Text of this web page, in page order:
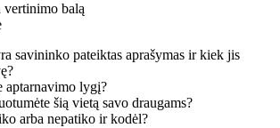
vertinimo balą
savininko pateiktas aprašymas ir kiek jis
aptarnavimo lygį?
šią vietą savo draugams?
arba nepatiko ir kodėl?